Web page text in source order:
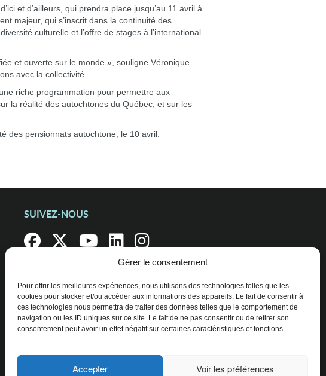
Gérer le consentement
Pour offrir les meilleures expériences, nous utilisons des technologies telles que les
cookies pour stocker et/ou accéder aux informations des appareils. Le fait de consentir à
ces technologies nous permettra de traiter des données telles que le comportement de
navigation ou les ID uniques sur ce site. Le fait de ne pas consentir ou de retirer son
consentement peut avoir un effet négatif sur certaines caractéristiques et fonctions.
Accepter Voir les préférences
et d’ailleurs, qui prendra place jusqu’au 11 avril à
majeur, qui s’inscrit dans la continuité des
culturelle et l’offre de stages à l’international
et ouverte sur le monde », souligne Véronique
avec la collectivité.
riche programmation pour permettre aux
la réalité des autochtones du Québec, et sur les
des pensionnats autochtone, le 10 avril.
SUIVEZ-NOUS